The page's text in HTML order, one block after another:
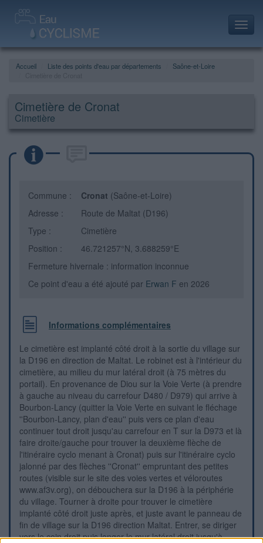
Accueil Liste des points d'eau par départements
Saône-et-Loire
Cimetière de Cronat
Cimetière
Commune : Cronat (Saône-et-Loire)
Adresse :
Route de Maltat (D196)
Type :
Cimetière
Position :
46.721257°N, 3.688259°E
Fermeture hivernale : information inconnue
Ce point d'eau a été ajouté par Erwan F en 2026
Informations complémentaires
Le cimetière est implanté côté droit à la sortie du village sur
la D196 en direction de Maltat. Le robinet est à l'intérieur du
cimetière, au milieu du mur latéral droit (à 75 mètres du
portail). En provenance de Diou sur la Voie Verte (à prendre
à gauche au niveau du carrefour D480 / D979) qui arrive à
Bourbon-Lancy (quitter la Voie Verte en suivant le fléchage
''Bourbon-Lancy, plan d'eau'' puis vers ce plan d'eau
continuer tout droit jusqu'au carrefour en T sur la D973 et là
faire droite/gauche pour trouver la deuxième flèche de
l'itinéraire cyclo menant à Cronat) puis sur l'itinéraire cyclo
jalonné par des flèches ''Cronat'' empruntant des petites
routes (visible sur le site des voies vertes et véloroutes
www.af3v.org), on débouchera sur la D196 à la périphérie
du village. Tourner à droite pour trouver le cimetière
implanté côté droit juste après, et juste avant le panneau de
fin de village sur la D196 direction Maltat. Entrer, se diriger
vers le coin droit puis longer le mur latéral droit jusqu'à